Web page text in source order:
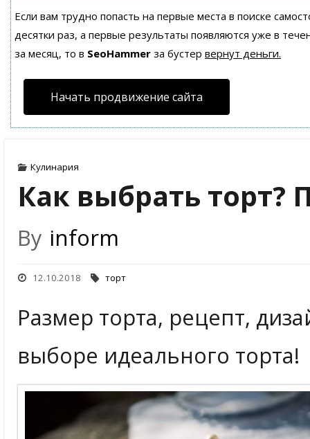
Если вам трудно попасть на первые места в поиске
десятки раз, а первые результаты появляются уже в
за месяц, то в SeoHammer за бустер вернут деньги.
Начать продвижение сайта
Кулинария
Как выбрать торт?
By inform
12.10.2018 торт
Размер торта, рецепт,
выборе идеального торта!